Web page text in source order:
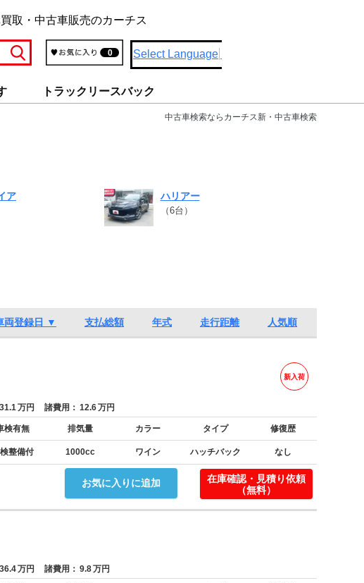
取・中古車販売のカーチス
0 Select Language
トラックリースバック
中古車検索ならカーチス新・中古車検索
ア ハリアー
（6台）
両登録日 ▼ 支払総額 年式 走行距離 人気順
新入荷
31.1万円 諸費用： 12.6万円
検有無 排気量 カラー タイプ 修復歴
整備付 1000cc ワイン ハッチバック なし
お気に入りに追加
在庫確認・見積り依頼
（無料）
36.4万円 諸費用： 9.8万円